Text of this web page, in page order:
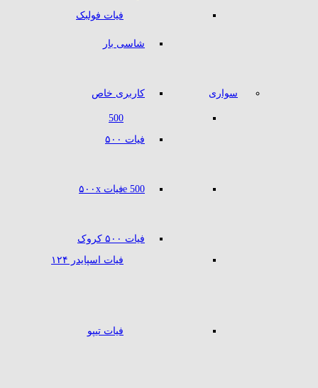
شاسی بار
کاربری خاص
فیات فولبک
سواری
500
فیات ۵۰۰
500 e
فیات ۵۰۰ کروک
فیات ۵۰۰x
فیات اسپایدر ۱۲۴
فیات تیپو